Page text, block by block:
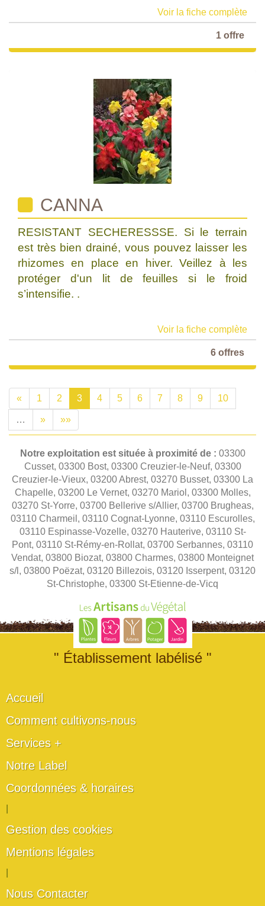
Voir la fiche complète
1 offre
CANNA
RESISTANT SECHERESSSE. Si le terrain
est très bien drainé, vous pouvez laisser les
rhizomes en place en hiver. Veillez à les
protéger d'un lit de feuilles si le froid
s’intensifie. .
Voir la fiche complète
6 offres
« 1 2 3 4 5 6 7 8 9 10
… » »»
Notre exploitation est située à proximité de : 03300
Cusset, 03300 Bost, 03300 Creuzier-le-Neuf, 03300
Creuzier-le-Vieux, 03200 Abrest, 03270 Busset, 03300 La
Chapelle, 03200 Le Vernet, 03270 Mariol, 03300 Molles,
03270 St-Yorre, 03700 Bellerive s/Allier, 03700 Brugheas,
03110 Charmeil, 03110 Cognat-Lyonne, 03110 Escurolles,
03110 Espinasse-Vozelle, 03270 Hauterive, 03110 St-
Pont, 03110 St-Rémy-en-Rollat, 03700 Serbannes, 03110
Vendat, 03800 Biozat, 03800 Charmes, 03800 Monteignet
s/l, 03800 Poëzat, 03120 Billezois, 03120 Isserpent, 03120
St-Christophe, 03300 St-Etienne-de-Vicq
" Établissement labélisé "
Accueil
Comment cultivons-nous
Services +
Notre Label
Coordonnées & horaires
Gestion des cookies
Mentions légales
Nous Contacter